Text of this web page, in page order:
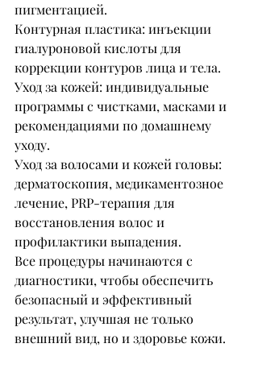
пигментацией.
Контурная пластика: инъекции
гиалуроновой кислоты для
коррекции контуров лица и тела.
Уход за кожей: индивидуальные
программы с чистками, масками и
рекомендациями по домашнему
уходу.
Уход за волосами и кожей головы:
дерматоскопия, медикаментозное
лечение, PRP-терапия для
восстановления волос и
профилактики выпадения.
Все процедуры начинаются с
диагностики, чтобы обеспечить
безопасный и эффективный
результат, улучшая не только
внешний вид, но и здоровье кожи.